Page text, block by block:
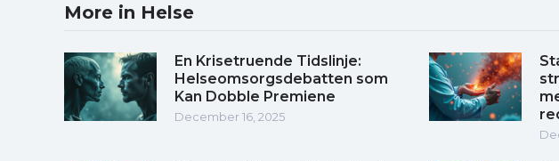
More in Helse
En Krisetruende Tidslinje:
Helseomsorgsdebatten som
Kan Dobble Premiene
December 16, 2025